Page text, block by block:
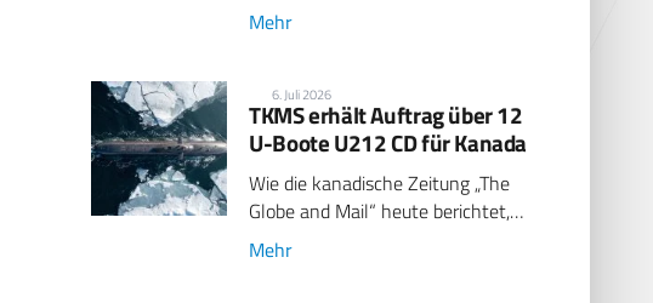
Mehr
6. Juli 2026
TKMS erhält Auftrag über 12
U-Boote U212 CD für Kanada
Wie die kanadische Zeitung „The
Globe and Mail“ heute berichtet,…
Mehr